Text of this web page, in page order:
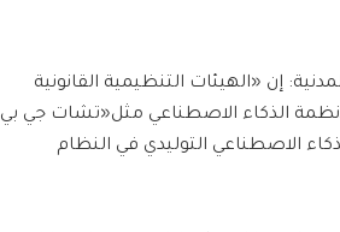
إن «الهيئات التنظيمية القانونية
الذكاء الاصطناعي مثل«تشات جي بي
الاصطناعي التوليدي في النظام